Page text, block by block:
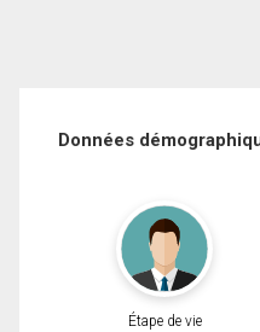
Données
Étape de vie